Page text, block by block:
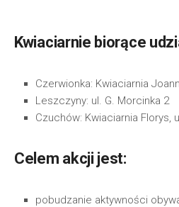
Kwiaciarnie biorące
Czerwionka: Kwiaciarnia
Leszczyny: ul. G. Morcinka 2
Czuchów: Kwiaciarnia Florys,
Celem akcji jest:
pobudzanie aktywności